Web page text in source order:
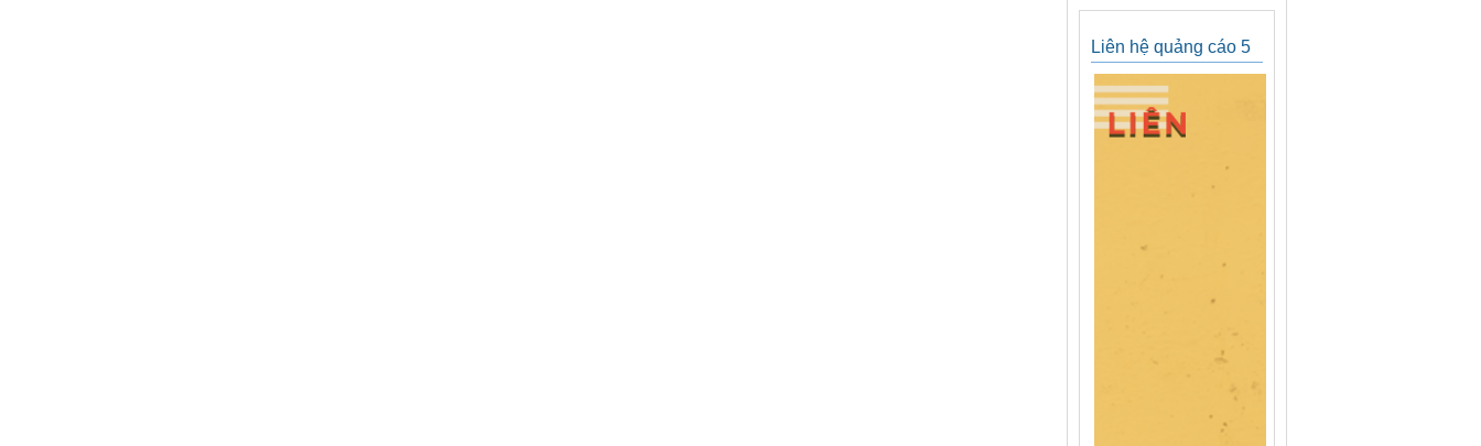
Liên hệ quảng cáo 5